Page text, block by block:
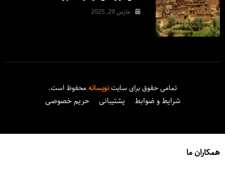
مارس 29, 2025
تمامی حقوق برای سایتنویسانهمحفوظ است.
شرایط و ضوابط پشتیبانی حریم خصوصی
همکاران ما